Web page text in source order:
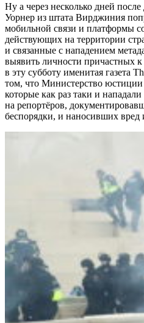
Ну а через несколько дней
Уорнер из штата Вирджиния
мобильной связи и платформы
действующих на территории
и связанные с нападением
выявить личности причастных
в эту субботу именитая газета
том, что Министерство юстиции
которые как раз таки и
на репортёров,
беспорядки, и наносивших вред